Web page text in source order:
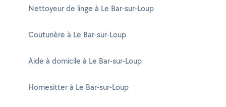
Nettoyeur de linge à Le Bar-sur-Loup
Couturière à Le Bar-sur-Loup
Aide à domicile à Le Bar-sur-Loup
Homesitter à Le Bar-sur-Loup